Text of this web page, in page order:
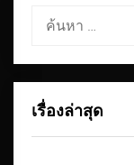
ค้นหา
เรื่องล่าสุด